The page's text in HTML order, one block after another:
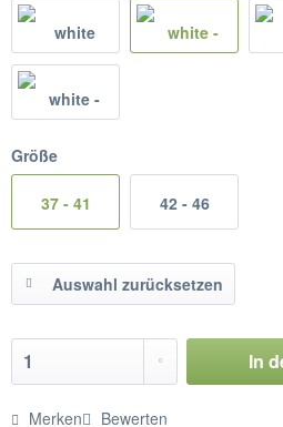
Größe
37 - 41 42 - 46
Auswahl zurücksetzen
In
Merken Bewerten